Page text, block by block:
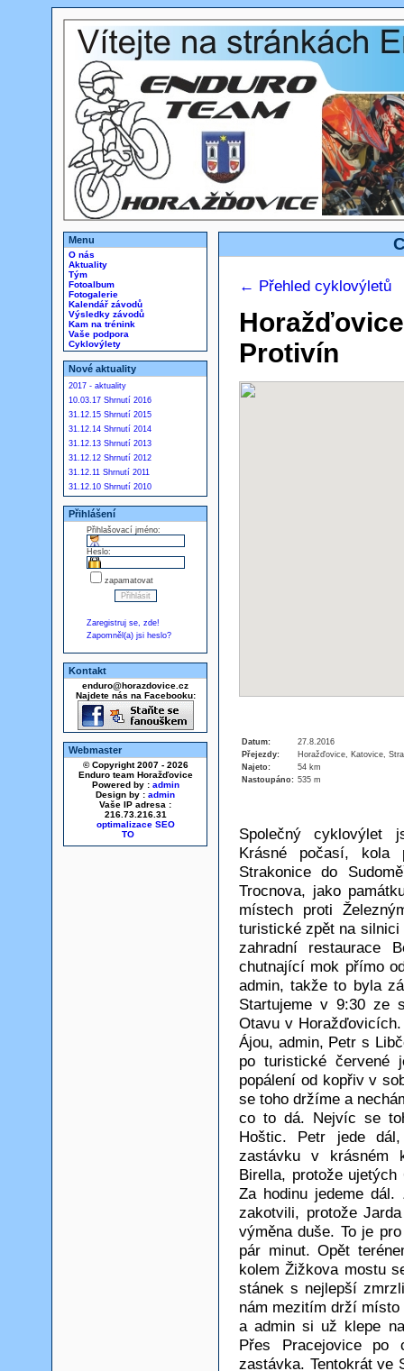
Menu
O nás
Aktuality
Tým
Fotoalbum
Fotogalerie
Kalendář závodů
Výsledky závodů
Kam na trénink
Vaše podpora
Cyklovýlety
Nové aktuality
2017 - aktuality
10.03.17 Shrnutí 2016
31.12.15 Shrnutí 2015
31.12.14 Shrnutí 2014
31.12.13 Shrnutí 2013
31.12.12 Shrnutí 2012
31.12.11 Shrnutí 2011
31.12.10 Shrnutí 2010
Přihlášení
Přihlašovací jméno:
Heslo:
zapamatovat
Zaregistruj se, zde!
Zapomněl(a) jsi heslo?
Kontakt
enduro@horazdovice.cz
Najdete nás na Facebooku:
Webmaster
© Copyright 2007 - 2026
Enduro team Horažďovice
Powered by : admin
Design by : admin
Vaše IP adresa :
216.73.216.31
optimalizace SEO
← Přehled cyklovýletů
Protivín
Datum:
27.8.2016
Přejezdy:
Horažďovice, Katovice,
Najeto:
54 km
Nastoupáno: 535 m
Společný cyklovýlet
Krásné počasí, kola
Strakonice do
Trocnova, jako
místech proti
turistické zpět na silnici
zahradní restaurace
chutnající mok přímo
admin, takže to byla
Startujeme v 9:30 ze
Otavu v
Ájou, admin, Petr s
po turistické červené
popálení od kopřiv v
se toho držíme a
co to dá. Nejvíc se
Hoštic. Petr jede
zastávku v krásném
Birella, protože
Za hodinu jedeme dál.
zakotvili, protože
výměna duše. To je
pár minut. Opět
kolem Žižkova mostu
stánek s nejlepší
nám mezitím drží místo
a admin si už klepe
Přes Pracejovice po
zastávka. Tentokrát ve